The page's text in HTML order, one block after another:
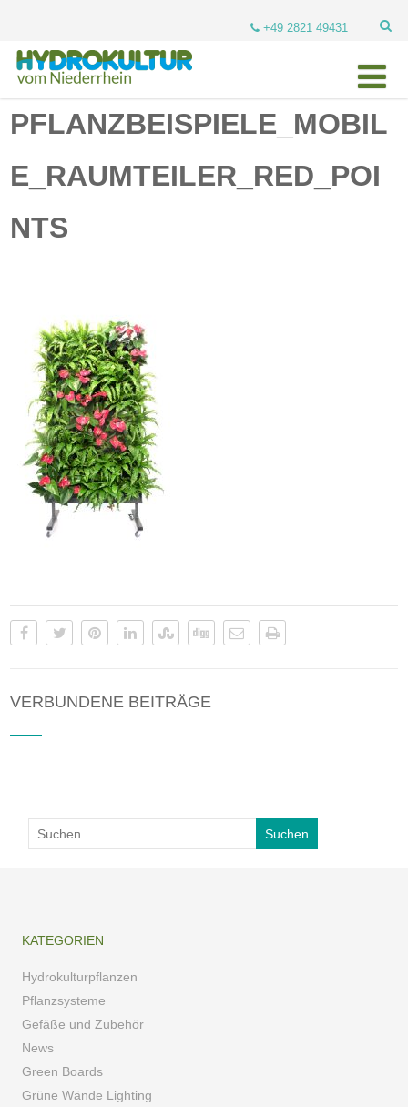
+49 2821 49431
PFLANZBEISPIELE_MOBIL
E_RAUMTEILER_RED_POI
NTS
VERBUNDENE BEITRÄGE
KATEGORIEN
Hydrokulturpflanzen
Pflanzsysteme
Gefäße und Zubehör
News
Green Boards
Grüne Wände Lighting